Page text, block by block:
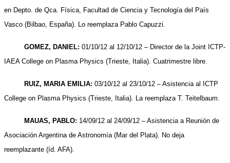
en Depto. de Qca. Física, Facultad de Ciencia y Tecnología del País
Vasco (Bilbao, España). Lo reemplaza Pablo Capuzzi.
GOMEZ, DANIEL: 01/10/12 al 12/10/12 – Director de la Joint ICTP-
IAEA College on Plasma Physics (Trieste, Italia). Cuatrimestre libre.
RUIZ, MARIA EMILIA: 03/10/12 al 23/10/12 – Asistencia al ICTP
College on Plasma Physics (Trieste, Italia). La reemplaza T. Teitelbaum.
MAUAS, PABLO: 14/09/12 al 24/09/12 – Asistencia a Reunión de
Asociación Argentina de Astronomía (Mar del Plata). No deja
reemplazante (íd. AFA).